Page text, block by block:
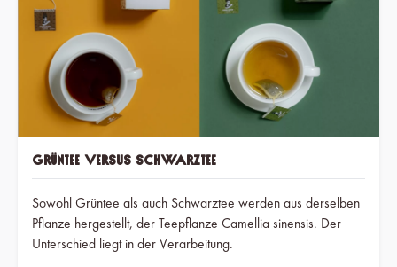
Grüntee versus Schwarztee
Sowohl Grüntee als auch Schwarztee werden aus derselben
Pflanze hergestellt, der Teepflanze Camellia sinensis. Der
Unterschied liegt in der Verarbeitung.